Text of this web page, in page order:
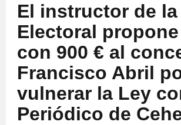
El instructor de
Electoral
con 900 € al
Francisco Abril
vulnerar la Ley
Periódico de